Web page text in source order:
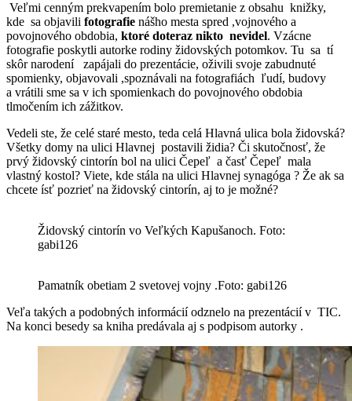
Veľmi cenným prekvapením bolo premietanie z obsahu knižky,
kde sa objavili fotografie nášho mesta spred ,vojnového a
povojnového obdobia, ktoré doteraz nikto nevidel. Vzácne
fotografie poskytli autorke rodiny židovských potomkov. Tu sa tí
skôr narodení zapájali do prezentácie, oživili svoje zabudnuté
spomienky, objavovali ,spoznávali na fotografiách ľudí, budovy
a vrátili sme sa v ich spomienkach do povojnového obdobia
tlmočením ich zážitkov.
Vedeli ste, že celé staré mesto, teda celá Hlavná ulica bola židovská?
Všetky domy na ulici Hlavnej postavili židia? Či skutočnosť, že
prvý židovský cintorín bol na ulici Čepeľ a časť Čepeľ mala
vlastný kostol? Viete, kde stála na ulici Hlavnej synagóga ? Že ak sa
chcete ísť pozrieť na židovský cintorín, aj to je možné?
Židovský cintorín vo Veľkých Kapušanoch. Foto:
gabi126
Pamatník obetiam 2 svetovej vojny .Foto: gabi126
Veľa takých a podobných informácií odznelo na prezentácií v TIC.
Na konci besedy sa kniha predávala aj s podpisom autorky .